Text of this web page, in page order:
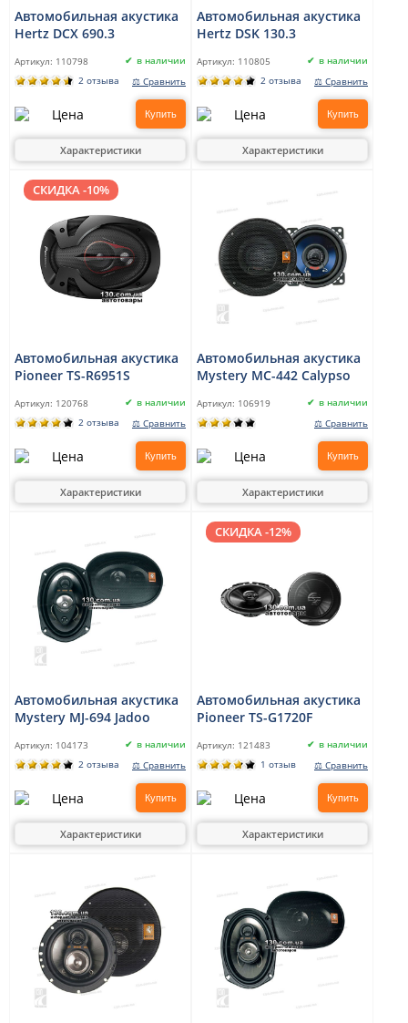
Автомобильная акустика
Hertz DCX 690.3
Артикул: 110798
в наличии
2 отзыва
⚖ Сравнить
Купить
Характеристики
Автомобильная акустика
Hertz DSK 130.3
Артикул: 110805
в наличии
2 отзыва
⚖ Сравнить
Купить
Характеристики
СКИДКА -10%
Автомобильная акустика
Pioneer TS-R6951S
Артикул: 120768
в наличии
2 отзыва
⚖ Сравнить
Купить
Характеристики
Автомобильная акустика
Mystery MC-442 Calypso
Артикул: 106919
в наличии
⚖ Сравнить
Купить
Характеристики
Автомобильная акустика
Mystery MJ-694 Jadoo
Артикул: 104173
в наличии
2 отзыва
⚖ Сравнить
Купить
Характеристики
СКИДКА -12%
Автомобильная акустика
Pioneer TS-G1720F
Артикул: 121483
в наличии
1 отзыв
⚖ Сравнить
Купить
Характеристики